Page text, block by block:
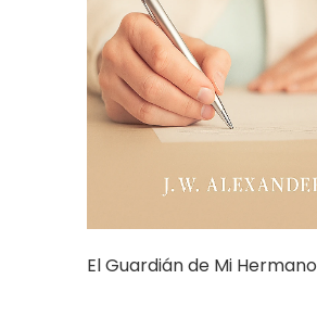
El Guardián de Mi Hermano